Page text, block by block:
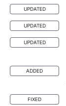
UPDATED
UPDATED
UPDATED
ADDED
FIXED